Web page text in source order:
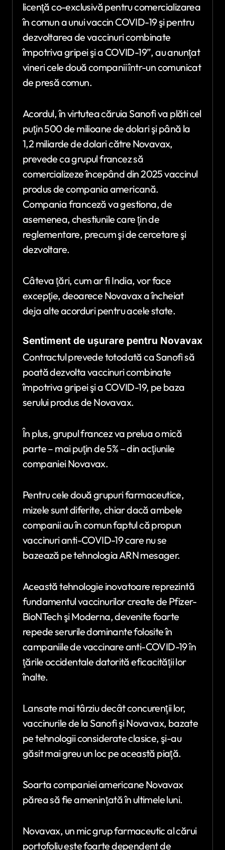
licenţă co-exclusivă pentru comercializarea
în comun a unui vaccin COVID-19 şi pentru
dezvoltarea de vaccinuri combinate
împotriva gripei şi a COVID-19”, au anunţat
vineri cele două companii într-un comunicat
de presă comun.
Acordul, în virtutea căruia Sanofi va plăti cel
puţin 500 de milioane de dolari şi până la
1,2 miliarde de dolari către Novavax,
prevede ca grupul francez să
comercializeze începând din 2025 vaccinul
produs de compania americană.
Compania franceză va gestiona, de
asemenea, chestiunile care ţin de
reglementare, precum şi de cercetare şi
dezvoltare.
Câteva ţări, cum ar fi India, vor face
excepţie, deoarece Novavax a încheiat
deja alte acorduri pentru acele state.
Sentiment de uşurare pentru Novavax
Contractul prevede totodată ca Sanofi să
poată dezvolta vaccinuri combinate
împotriva gripei şi a COVID-19, pe baza
serului produs de Novavax.
În plus, grupul francez va prelua o mică
parte – mai puţin de 5% – din acţiunile
companiei Novavax.
Pentru cele două grupuri farmaceutice,
mizele sunt diferite, chiar dacă ambele
companii au în comun faptul că propun
vaccinuri anti-COVID-19 care nu se
bazează pe tehnologia ARN mesager.
Această tehnologie inovatoare reprezintă
fundamentul vaccinurilor create de Pfizer-
BioNTech şi Moderna, devenite foarte
repede serurile dominante folosite în
campaniile de vaccinare anti-COVID-19 în
ţările occidentale datorită eficacităţii lor
înalte.
Lansate mai târziu decât concurenţii lor,
vaccinurile de la Sanofi şi Novavax, bazate
pe tehnologii considerate clasice, şi-au
găsit mai greu un loc pe această piaţă.
Soarta companiei americane Novavax
părea să fie ameninţată în ultimele luni.
Novavax, un mic grup farmaceutic al cărui
portofoliu este foarte dependent de